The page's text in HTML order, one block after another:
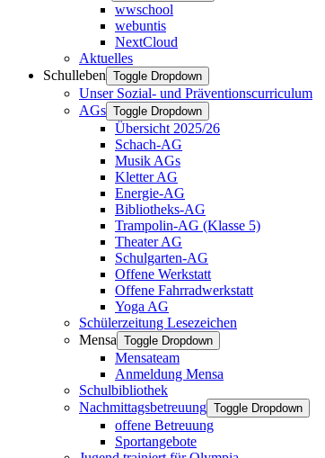
wwschool
webuntis
NextCloud
Aktuelles
Schulleben Toggle Dropdown
Unser Sozial- und Präventionscurriculum
AGs Toggle Dropdown
Übersicht 2025/26
Schach-AG
Musik AGs
Kletter AG
Energie-AG
Bibliotheks-AG
Trampolin-AG (Klasse 5)
Theater AG
Schulgarten-AG
Offene Werkstatt
Offene Fahrradwerkstatt
Yoga AG
Schülerzeitung Lesezeichen
Mensa Toggle Dropdown
Mensateam
Anmeldung Mensa
Schulbibliothek
Nachmittagsbetreuung Toggle Dropdown
offene Betreuung
Sportangebote